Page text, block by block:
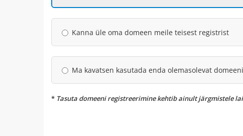
Kanna üle oma domeen meile teisest registrist
Ma kavatsen kasutada enda olemasolevat
* Tasuta domeeni registreerimine kehtib ainult järgmistele